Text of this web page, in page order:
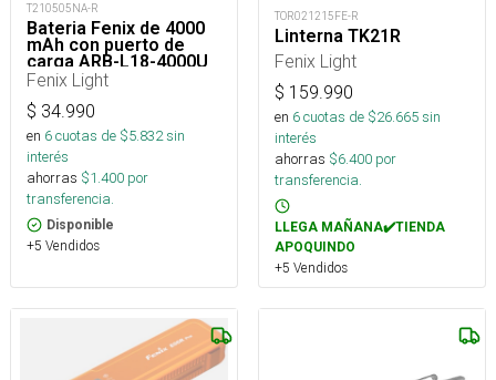
T210505NA-R
Bateria Fenix de 4000
mAh con puerto de
carga ARB-L18-4000U
Fenix Light
$ 34.990
en 6cuotas de $5.832sin
interés
ahorras $1.400 por
transferencia.
Disponible
+5 Vendidos
TOR021215FE-R
Linterna TK21R
Fenix Light
$ 159.990
en 6cuotas de $26.665sin
interés
ahorras $6.400 por
transferencia.
LLEGA MAÑANA✔️TIENDA
APOQUINDO
+5 Vendidos